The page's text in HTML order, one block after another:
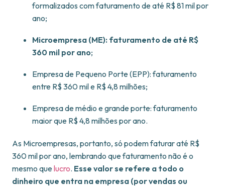
formalizados com faturamento de até R$ 81 mil por
ano;
Microempresa (ME): faturamento de até R$
360 mil por ano;
Empresa de Pequeno Porte (EPP): faturamento
entre R$ 360 mil e R$ 4,8 milhões;
Empresa de médio e grande porte: faturamento
maior que R$ 4,8 milhões por ano.
As Microempresas, portanto, só podem faturar até R$
360 mil por ano, lembrando que faturamento não é o
mesmo quelucro. Esse valor se refere a todo o
dinheiro que entra na empresa (por vendas ou